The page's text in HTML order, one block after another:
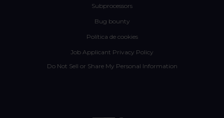
Subprocessors
Bug bounty
Política de cookies
Job Applicant Privacy Policy
Do Not Sell or Share My Personal Information